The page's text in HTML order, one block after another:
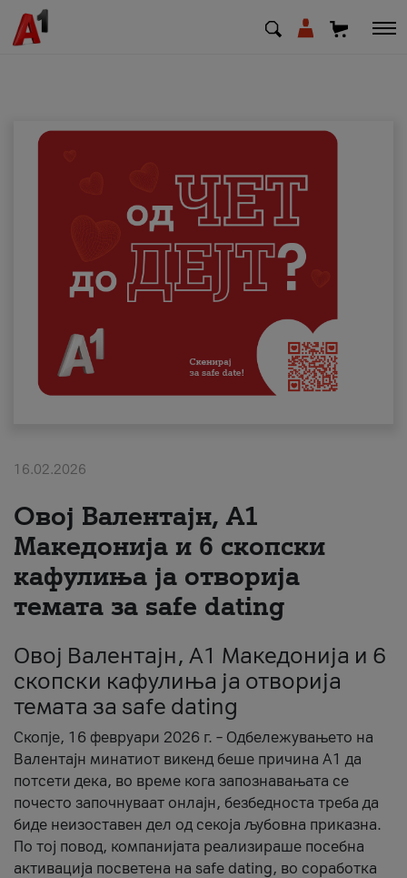
Деловни
Поддршка
Надополни кредит
Плати сметка
#ПодобарОнлајн
16.02.2026
Овој Валентајн, A1
Македонија и 6 скопски
кафулиња ја отворија
темата за safe dating
Овој Валентајн, A1 Македонија и 6
скопски кафулиња ја отворија
темата за safe dating
Скопје, 16 февруари 2026 г. – Одбележувањето на
Валентајн минатиот викенд беше причина А1 да
потсети дека, во време кога запознавањата се
почесто започнуваат онлајн, безбедноста треба да
биде неизоставен дел од секоја љубовна приказна.
По тој повод, компанијата реализираше посебна
активација посветена на safe dating, во соработка